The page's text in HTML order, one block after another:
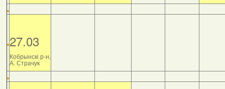
27.03
Кобрынскі р-н,
А. Страчук